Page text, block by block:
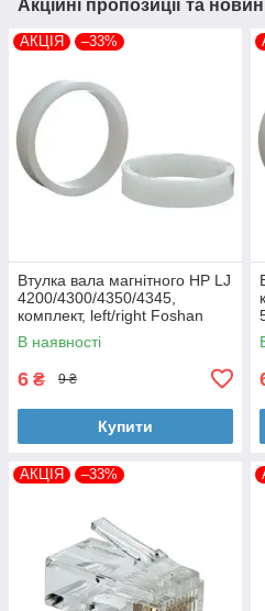
Акційні пропозиції та
АКЦІЯ –33%
Втулка вала магнітного HP LJ
4200/4300/4350/4345,
комплект, left/right Foshan
(MAG-1338A-BSH-Foshan)
В наявності
6 ₴ 9 ₴
Купити
АКЦІЯ –33%